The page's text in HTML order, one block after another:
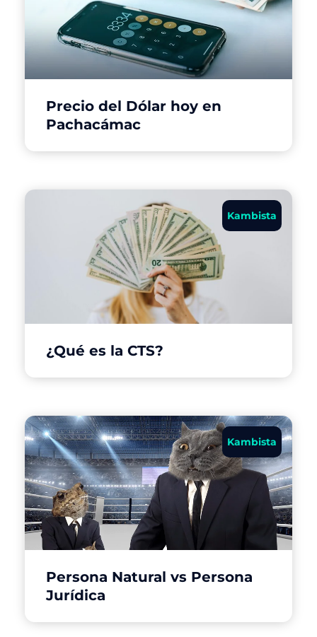
Precio del Dólar hoy en
Pachacámac
Kambista
¿Qué es la CTS?
Kambista
Persona Natural vs Persona
Jurídica